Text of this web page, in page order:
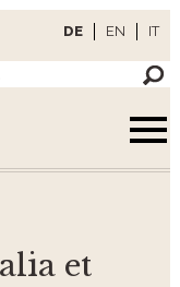
DE EN IT
et